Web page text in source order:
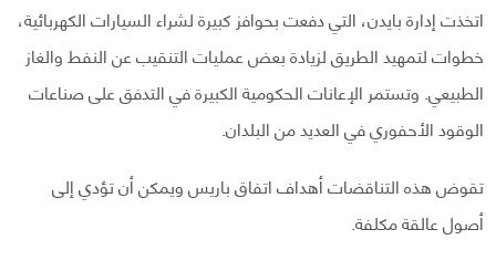
اتخذت إدارة بايدن، التي دفعت بحوافز كبيرة لشراء السيارات الكهربائية،
خطوات لتمهيد الطريق لزيادة بعض عمليات التنقيب عن النفط والغاز
الطبيعي. وتستمر الإعانات الحكومية الكبيرة في التدفق على صناعات
الوقود الأحفوري في العديد من البلدان.
تقوض هذه التناقضات أهداف اتفاق باريس ويمكن أن تؤدي إلى
أصول عالقة مكلفة.